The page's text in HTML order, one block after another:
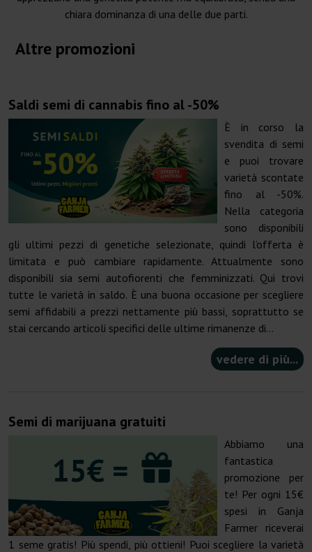
chiara dominanza di una delle due parti.
Altre promozioni
Saldi semi di cannabis fino al -50%
È in corso la
svendita di semi
e puoi trovare
varietà scontate
fino al -50%.
Nella categoria
sono disponibili
gli ultimi pezzi di genetiche selezionate, quindi l’offerta è
limitata e può cambiare rapidamente. Attualmente sono
disponibili sia semi autofiorenti che femminizzati. Qui trovi
tutte le varietà in saldo. È una buona occasione per scegliere
semi affidabili a prezzi nettamente più bassi, soprattutto se
stai cercando articoli specifici delle ultime rimanenze di...
vedere di più...
Semi di marijuana gratuiti
Abbiamo una
fantastica
promozione per
te! Per ogni 15€
spesi in Ganja
Farmer riceverai
1 seme gratis! Più spendi, più ottieni! Puoi scegliere la varietà